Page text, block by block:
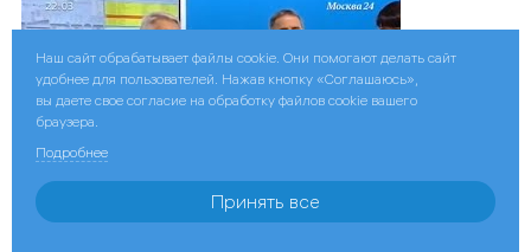
2 октября 2017
Наш сайт обрабатывает файлы cookie. Они помогают делать сайт
удобнее для пользователей. Нажав кнопку «Соглашаюсь»,
вы даете свое согласие на обработку файлов cookie вашего
браузера.
Подробнее
Принять все